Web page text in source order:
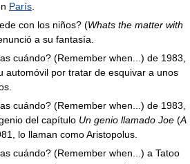
París
con los niños? (Whats the matter with
a su fantasía.
cuándo? (Remember when...) de 1983,
automóvil por tratar de esquivar a unos
cuándo? (Remember when...) de 1983,
del capítulo Un genio llamado Joe (A
lo llaman como Aristopolus.
cuándo? (Remember when...) a Tatoo